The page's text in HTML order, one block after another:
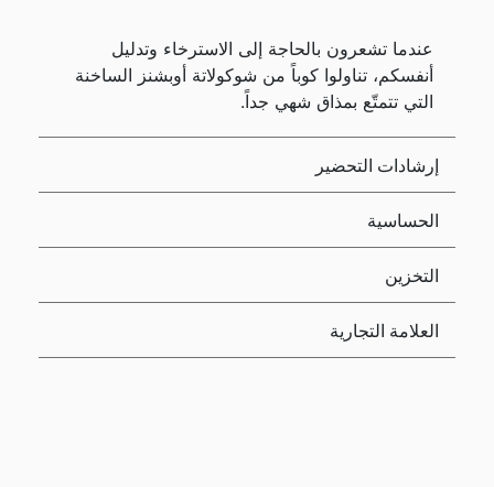
عندما تشعرون بالحاجة إلى الاسترخاء وتدليل
أنفسكم، تناولوا كوباً من شوكولاتة أوبشنز الساخنة
التي تتمتّع بمذاق شهي جداً.
إرشادات التحضير
الحساسية
التخزين
العلامة التجارية